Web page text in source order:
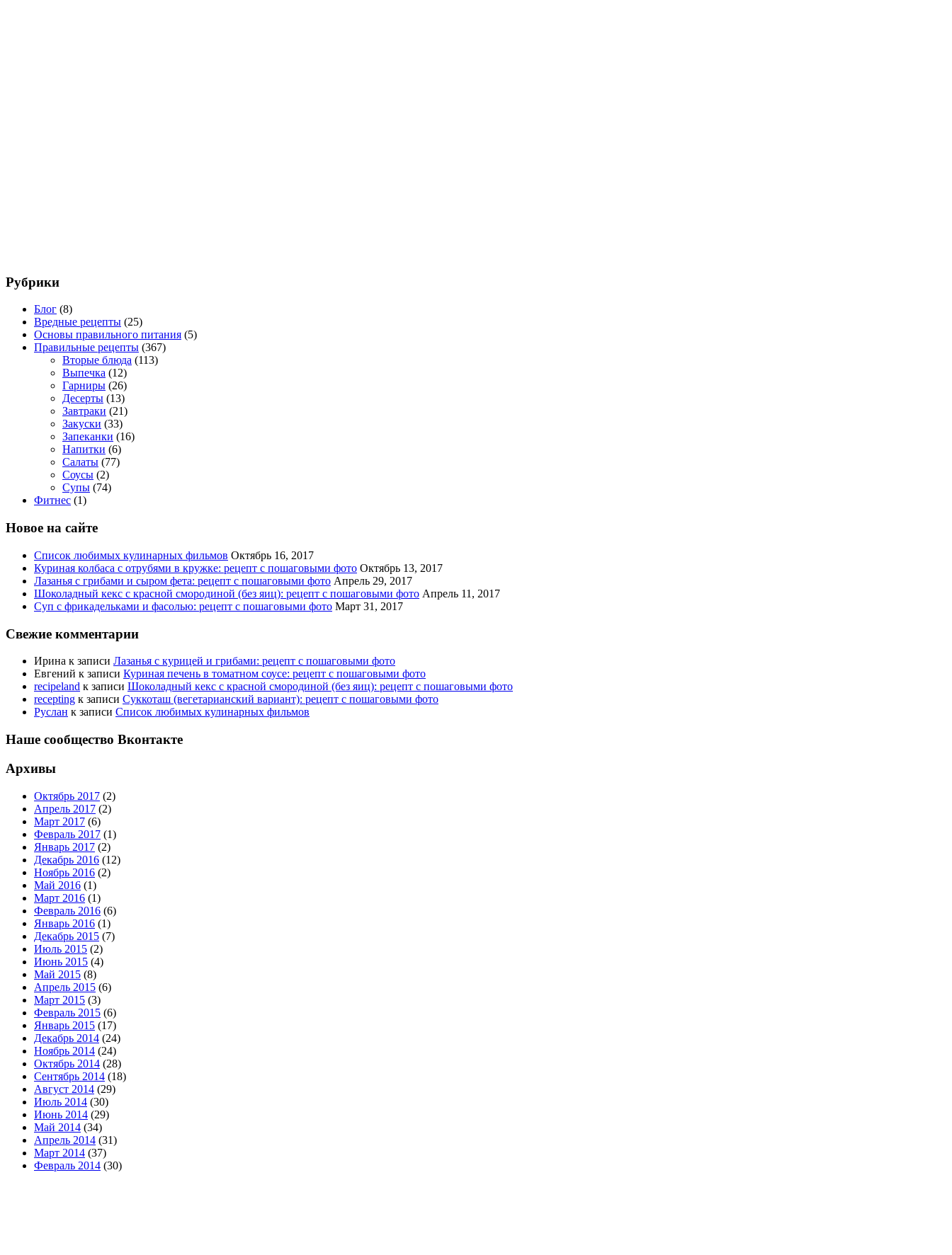
Рубрики
Блог (8)
Вредные рецепты (25)
Основы правильного питания (5)
Правильные рецепты (367)
Вторые блюда (113)
Выпечка (12)
Гарниры (26)
Десерты (13)
Завтраки (21)
Закуски (33)
Запеканки (16)
Напитки (6)
Салаты (77)
Соусы (2)
Супы (74)
Фитнес (1)
Новое на сайте
Список любимых кулинарных фильмов Октябрь 16, 2017
Куриная колбаса с отрубями в кружке: рецепт с пошаговыми фото Октябрь 13, 2017
Лазанья с грибами и сыром фета: рецепт с пошаговыми фото Апрель 29, 2017
Шоколадный кекс с красной смородиной (без яиц): рецепт с пошаговыми фото Апрель 11, 2017
Суп с фрикадельками и фасолью: рецепт с пошаговыми фото Март 31, 2017
Свежие комментарии
Ирина к записи Лазанья с курицей и грибами: рецепт с пошаговыми фото
Евгений к записи Куриная печень в томатном соусе: рецепт с пошаговыми фото
recipeland к записи Шоколадный кекс с красной смородиной (без яиц): рецепт с пошаговыми фото
recepting к записи Суккоташ (вегетарианский вариант): рецепт с пошаговыми фото
Руслан к записи Список любимых кулинарных фильмов
Наше сообщество Вконтакте
Архивы
Октябрь 2017 (2)
Апрель 2017 (2)
Март 2017 (6)
Февраль 2017 (1)
Январь 2017 (2)
Декабрь 2016 (12)
Ноябрь 2016 (2)
Май 2016 (1)
Март 2016 (1)
Февраль 2016 (6)
Январь 2016 (1)
Декабрь 2015 (7)
Июль 2015 (2)
Июнь 2015 (4)
Май 2015 (8)
Апрель 2015 (6)
Март 2015 (3)
Февраль 2015 (6)
Январь 2015 (17)
Декабрь 2014 (24)
Ноябрь 2014 (24)
Октябрь 2014 (28)
Сентябрь 2014 (18)
Август 2014 (29)
Июль 2014 (30)
Июнь 2014 (29)
Май 2014 (34)
Апрель 2014 (31)
Март 2014 (37)
Февраль 2014 (30)